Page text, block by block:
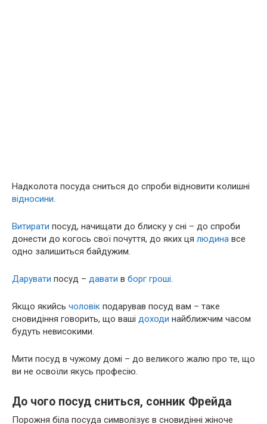
Надколота посуда сниться до спроби відновити колишні
відносини.
Витирати посуд, начищати до блиску у сні – до спроби
донести до когось свої почуття, до яких ця людина все
одно залишиться байдужим.
Дарувати посуд – давати в борг гроші.
Якщо якийсь чоловік подарував посуд вам – таке
сновидіння говорить, що ваші доходи найближчим часом
будуть невисокими.
Мити посуд в чужому домі – до великого жалю про те, що
ви не освоїли якусь професію.
До чого посуд сниться, сонник Фрейда
Порожня біла посуда символізує в сновидінні жіноче